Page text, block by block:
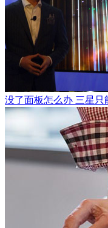
没了面板怎么办 三星